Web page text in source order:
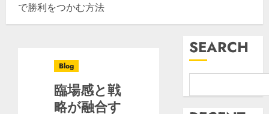
で勝利をつかむ方法
Blog
臨場感と戦
略が融合す
SEARCH